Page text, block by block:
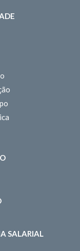
SALARIAL